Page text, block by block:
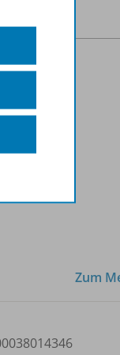
Zum